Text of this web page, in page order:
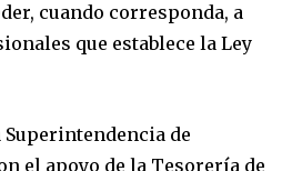
cuando corresponda, a
que establece la Ley
Superintendencia de
el apoyo de la Tesorería de